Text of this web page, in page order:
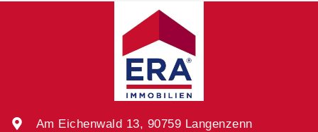
Am Eichenwald 13, 90759 Langenzenn